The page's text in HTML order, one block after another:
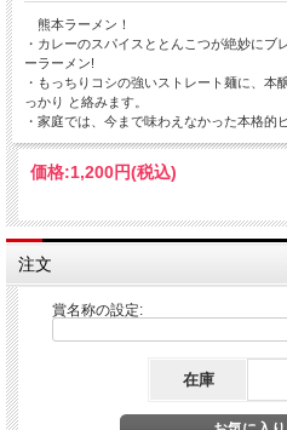
熊本ラーメン！
・カレーのスパイスととんこつが絶妙にブ
ーラーメン!
・もっちりコシの強いストレート麺に、本
っかり と絡みます。
・家庭では、今まで味わえなかった本格的
価格:1,200円(税込)
注文
賞名称の設定:
在庫